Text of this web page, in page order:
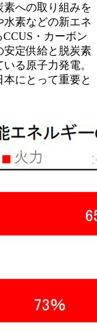
素への取り組みを
水素などの新エネ
・カーボン
安定供給と脱炭素
る原子力発電。
本にとって重要と